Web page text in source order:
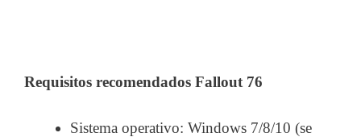
Requisitos recomendados Fallout 76
Sistema operativo: Windows 7/8/10 (se